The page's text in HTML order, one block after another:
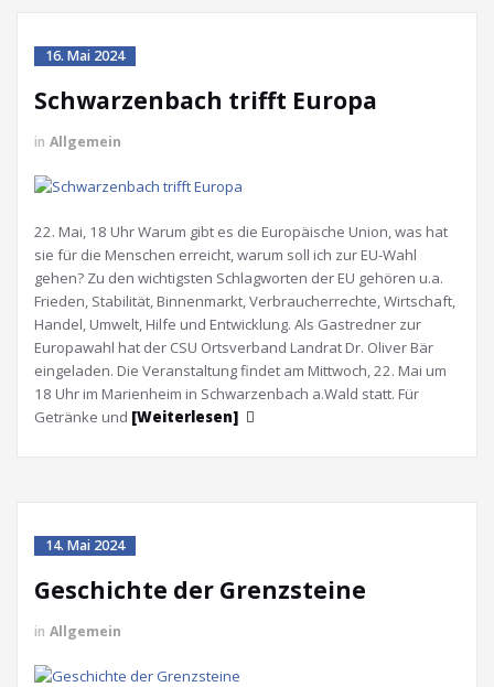
16. Mai 2024
Schwarzenbach trifft Europa
in Allgemein
22. Mai, 18 Uhr Warum gibt es die Europäische Union, was hat
sie für die Menschen erreicht, warum soll ich zur EU-Wahl
gehen? Zu den wichtigsten Schlagworten der EU gehören u.a.
Frieden, Stabilität, Binnenmarkt, Verbraucherrechte, Wirtschaft,
Handel, Umwelt, Hilfe und Entwicklung. Als Gastredner zur
Europawahl hat der CSU Ortsverband Landrat Dr. Oliver Bär
eingeladen. Die Veranstaltung findet am Mittwoch, 22. Mai um
18 Uhr im Marienheim in Schwarzenbach a.Wald statt. Für
Getränke und [Weiterlesen]
14. Mai 2024
Geschichte der Grenzsteine
in Allgemein